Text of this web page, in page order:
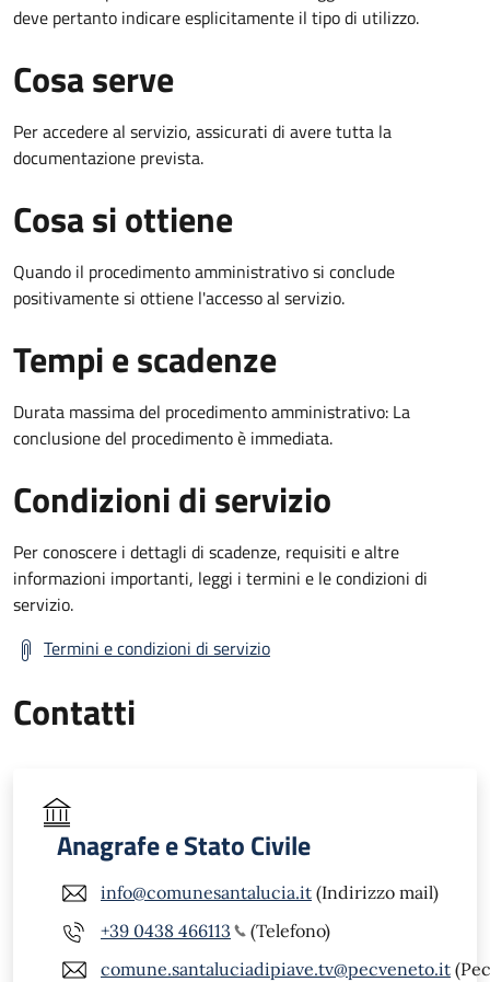
deve pertanto indicare esplicitamente il tipo di utilizzo.
Cosa serve
Per accedere al servizio, assicurati di avere tutta la
documentazione prevista.
Cosa si ottiene
Quando il procedimento amministrativo si conclude
positivamente si ottiene l'accesso al servizio.
Tempi e scadenze
Durata massima del procedimento amministrativo: La
conclusione del procedimento è immediata.
Condizioni di servizio
Per conoscere i dettagli di scadenze, requisiti e altre
informazioni importanti, leggi i termini e le condizioni di
servizio.
Termini e condizioni di servizio
Contatti
Anagrafe e Stato Civile
info@comunesantalucia.it (Indirizzo mail)
+39 0438 466113
(Telefono)
comune.santaluciadipiave.tv@pecveneto.it